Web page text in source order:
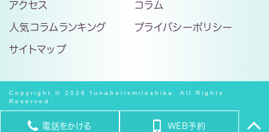
電話をかける WEB予約
アクセス
コラム
人気コラムランキング
プライバシーポリシー
サイトマップ
Copyright © 2026 funaborismileshika. All Rights
Reserved.